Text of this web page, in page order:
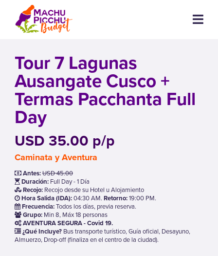
Tour 7 Lagunas
Ausangate Cusco +
Termas Pacchanta Full
Day
USD 35.00 p/p
Caminata y Aventura
Antes:USD 45.00
Duración: Full Day - 1 Día
Recojo: Recojo desde su Hotel u Alojamiento
Hora Salida (IDA):04:30 AM. Retorno:19:00 PM.
Frecuencia:Todos los días, previa reserva.
Grupo: Min 8, Máx 18 personas
AVENTURA SEGURA - Covid 19.
¿Qué Incluye? Bus transporte turístico, Guía oficial, Desayuno,
Almuerzo, Drop-off (finaliza en el centro de la ciudad).